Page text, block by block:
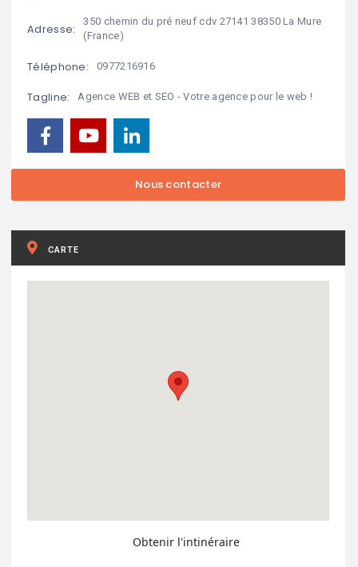
Adresse:
350 chemin du pré neuf cdv 27141 38350 La Mure
(France)
Téléphone: 0977216916
Tagline: Agence WEB et SEO - Votre agence pour le web !
CARTE
Obtenir l'intinéraire